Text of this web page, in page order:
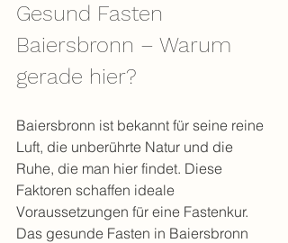
Gesund Fasten
Baiersbronn – Warum
gerade hier?
Baiersbronn ist bekannt für seine reine
Luft, die unberührte Natur und die
Ruhe, die man hier findet. Diese
Faktoren schaffen ideale
Voraussetzungen für eine Fastenkur.
Das gesunde Fasten in Baiersbronn